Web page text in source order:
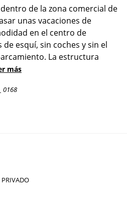
de la zona comercial de
unas vacaciones de
en el centro de
esquí, sin coches y sin el
La estructura
más
0168